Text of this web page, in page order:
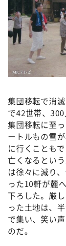
集団移転で消
で42世帯、300
集団移転に至
ートルもの雪
に行くことも
亡くなるとい
は徐々に減り
った10軒が麓
下ろした。厳
った土地は、
で集い、笑い
のだ。